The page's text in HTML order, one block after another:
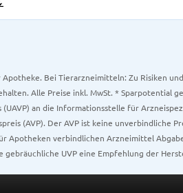
Bei Tierarzneimitteln: Zu Risiken
Alle Preise inkl. MwSt. * Sparpotential
an die Informationsstelle für
(AVP). Der AVP ist keine unverbindliche
Apotheken verbindlichen Arzneimittel
UVP eine Empfehlung der